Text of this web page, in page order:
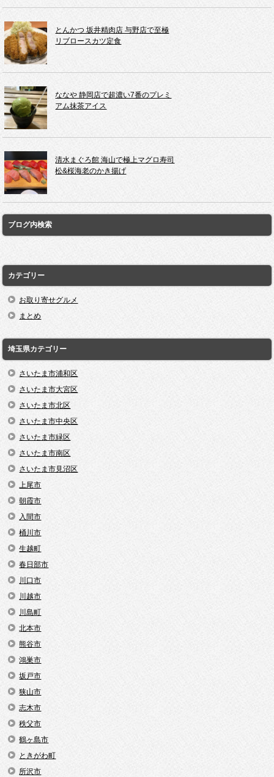
とんかつ 坂井精肉店 与野店で至極
リブロースカツ定食
ななや 静岡店で超濃い7番のプレミ
アム抹茶アイス
清水まぐろ館 海山で極上マグロ寿司
松&桜海老のかき揚げ
ブログ内検索
カテゴリー
お取り寄せグルメ
まとめ
埼玉県カテゴリー
さいたま市浦和区
さいたま市大宮区
さいたま市北区
さいたま市中央区
さいたま市緑区
さいたま市南区
さいたま市見沼区
上尾市
朝霞市
入間市
桶川市
生越町
春日部市
川口市
川越市
川島町
北本市
熊谷市
鴻巣市
坂戸市
狭山市
志木市
秩父市
鶴ヶ島市
ときがわ町
所沢市